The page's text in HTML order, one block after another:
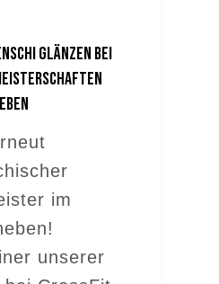
glänzen bei
im
unserer